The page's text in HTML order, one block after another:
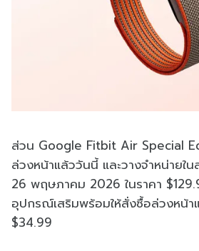
ส่วน Google Fitbit Air Special
ล่วงหน้าแล้ววันนี้ และวางจําหน่ายใน
26 พฤษภาคม 2026 ในราคา
อุปกรณ์เสริมพร้อมให้สั่งซื้อล่วงหน้า
$34.99